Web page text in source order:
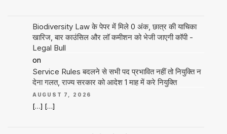
Biodiversity Law के पेपर में मिले 0 अंक, छात्र की याचिका
खारिज, बार काउंसिल और लॉ कमीशन को भेजी जाएगी कॉपी -
Legal Bull
on
Service Rules बदलने से सभी पद प्रभावित नहीं तो नियुक्ति न
देना गलत, राज्य सरकार को आदेश 1 माह में करे नियुक्ति
AUGUST 7, 2026
[…] […]